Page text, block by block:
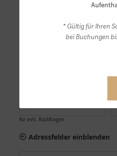
* Gültig für Ihren
bei Buchungen